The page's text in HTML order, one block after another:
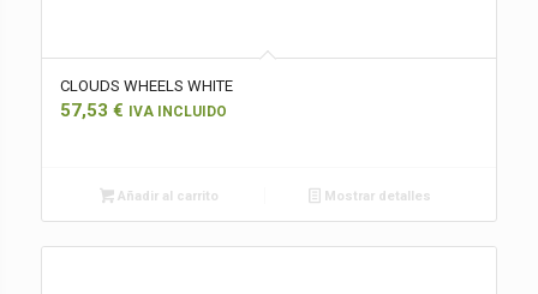
CLOUDS WHEELS WHITE
57,53 € IVA INCLUIDO
Añadir al carrito Mostrar detalles